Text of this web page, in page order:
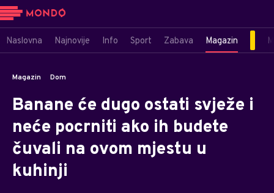
Naslovna Najnovije Info Sport Zabava Magazin
Magazin Dom
Banane će dugo ostati svježe i
neće pocrniti ako ih budete
čuvali na ovom mjestu u
kuhinji